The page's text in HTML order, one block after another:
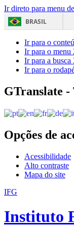
Ir direto para menu
BRASIL
Ir para o
Ir para o menu
Ir para a busca
Ir para o
GTranslate -
Opções de
Acessibilidade
Alto contraste
Mapa do site
IFG
Instituto